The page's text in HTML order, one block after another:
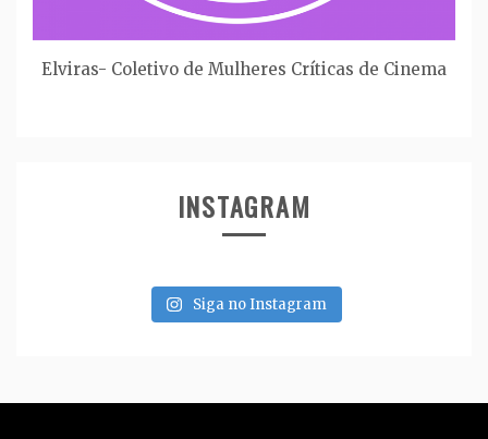
Elviras- Coletivo de Mulheres Críticas de Cinema
INSTAGRAM
Siga no Instagram